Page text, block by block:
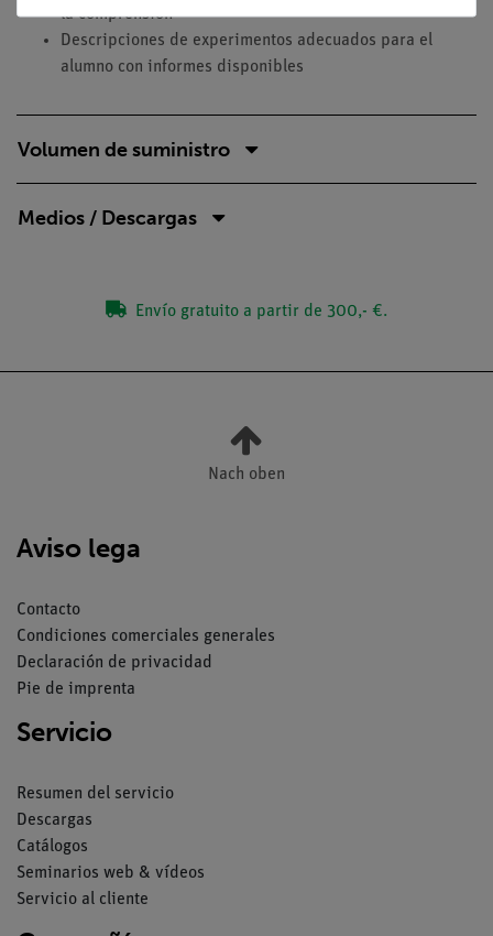
la comprensión
Descripciones de experimentos adecuados para el
alumno con informes disponibles
Volumen de suministro
Medios / Descargas
Envío gratuito a partir de 300,- €.
Nach oben
Aviso lega
Contacto
Condiciones comerciales generales
Declaración de privacidad
Pie de imprenta
Servicio
Resumen del servicio
Descargas
Catálogos
Seminarios web & vídeos
Servicio al cliente